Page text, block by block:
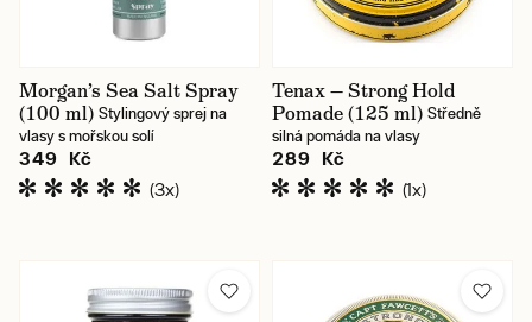
Morgan’s Sea Salt Spray
(100 ml) Stylingový sprej na
vlasy s mořskou solí
349 Kč
(3x)
Tenax — Strong Hold
Pomade (125 ml) Středně
silná pomáda na vlasy
289 Kč
(1x)